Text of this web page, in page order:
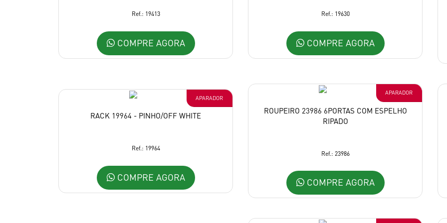
Ref.: 19413
COMPRE AGORA
Ref.: 19630
COMPRE AGORA
APARADOR
RACK 19964 - PINHO/OFF WHITE
Ref.: 19964
COMPRE AGORA
APARADOR
ROUPEIRO 23986 6PORTAS COM ESPELHO
RIPADO
Ref.: 23986
COMPRE AGORA